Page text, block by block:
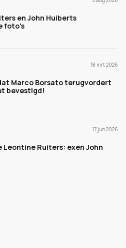
en John Huiberts
foto's
18 mrt 2026
Marco Borsato terugvordert
bevestigd!
17 jun 2026
Leontine Ruiters: exen John